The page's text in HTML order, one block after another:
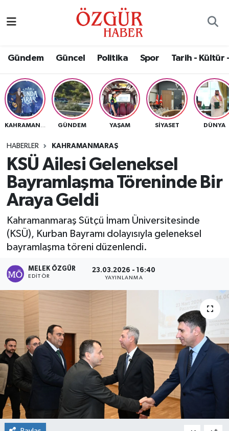
Gündem Güncel Politika Spor Tarih - Kültür
GÜNDEM YAŞAM SIYASET DÜNYA
HABERLER KAHRAMANMARAŞ
KSÜ Ailesi Geleneksel
Bayramlaşma Töreninde Bir
Araya Geldi
Kahramanmaraş Sütçü İmam Üniversitesinde
(KSÜ), Kurban Bayramı dolayısıyla geleneksel
bayramlaşma töreni düzenlendi.
MELEK ÖZGÜR
EDITÖR
23.03.2026 - 16:40
YAYINLANMA
Eğitim
Ekonomi
Güncel
Gündem
Magazin
Politika
Sağlık
Spor
Tarih - Kültür - Sanat - Turizm
Yaşam
Nöbetçi Eczaneler
Namaz Vakitleri
Trafik Durumu
Süper Lig Puan Durumu ve Fikstür
Tüm Manşetler
Son Dakika Haberleri
Haber Arşivi